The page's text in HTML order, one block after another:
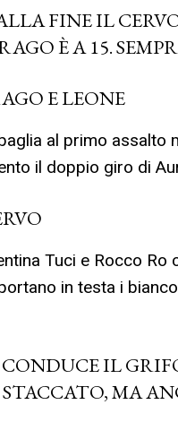
FINE IL
È A 15.
E LEONE
al primo assalto
il doppio giro di
Tuci e Rocco
in testa i
IL
STACCATO, MA